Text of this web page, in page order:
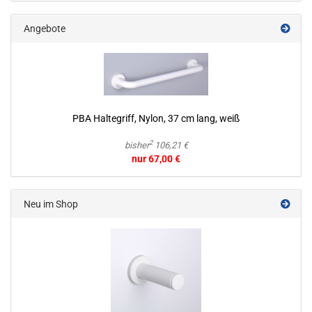
Angebote
PBA Hal­te­griff, Nylon, 37 cm lang, weiß
bisher2106,21 €
nur 67,00 €
Neu im Shop